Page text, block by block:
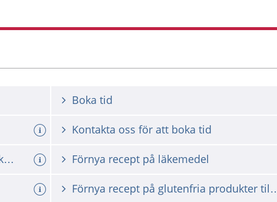
Boka tid
Kontakta oss för att boka tid
Kontakta oss för att omboka eller avboka tid Förnya recept på läkemedel
Förnya recept på